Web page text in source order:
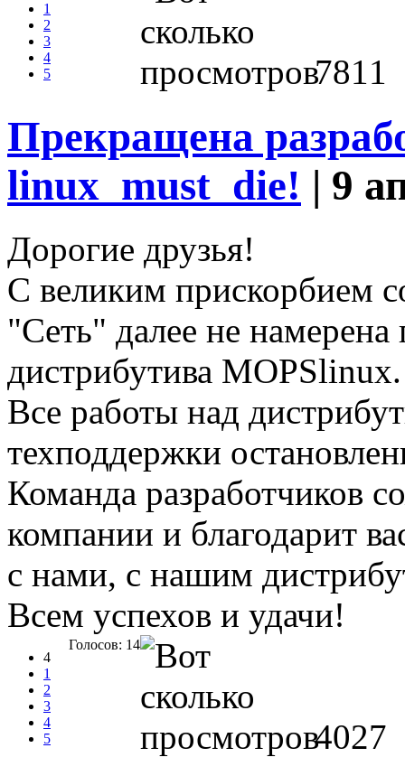
1
2
3
4
5
7811
Прекращена
linux_must_die! | 9
Дорогие друзья!
С великим прискорбием
"Сеть" далее не намерена
дистрибутива MOPSlinux.
Все работы над
техподдержки
Команда разработчиков
компании и благодарит
с нами, с нашим
Всем успехов и удачи!
4
1
2
3
4
5
Голосов: 14
4027